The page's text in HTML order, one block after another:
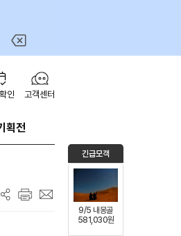
인 고객센터
획전
긴급모객
9/5 내몽골
581,030원